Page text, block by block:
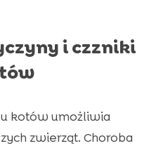
i czzniki
u kotów umożliwia
zwierząt. Choroba